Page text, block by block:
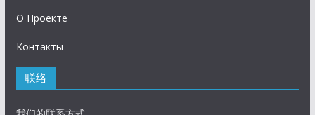
О Проекте
Контакты
联络